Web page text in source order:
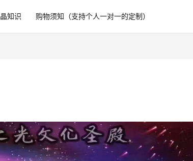
知识 购物须知（支持个人一对一的定制）